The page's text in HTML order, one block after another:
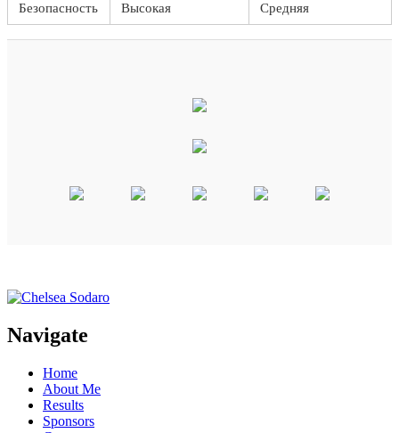
Безопасность Высокая Средняя
Navigate
Home
About Me
Results
Sponsors